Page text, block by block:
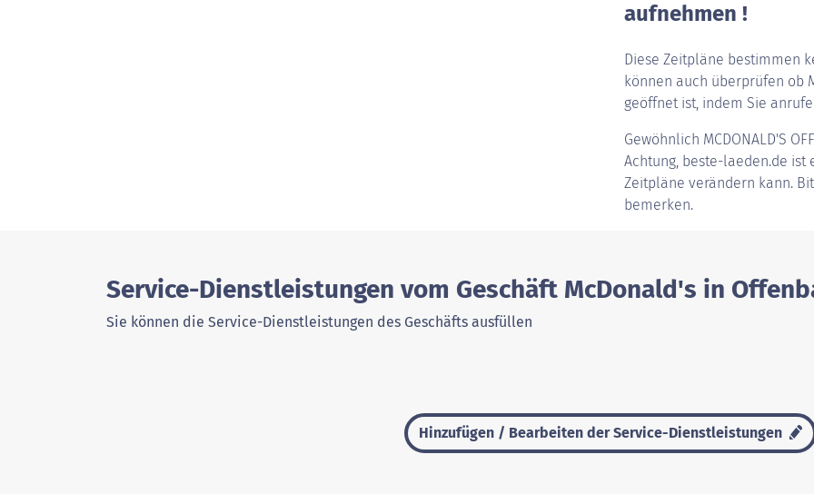
aufnehmen !
Diese Zeitpläne bestimmen
können auch überprüfen ob
geöffnet ist, indem Sie
Gewöhnlich MCDONALD'S
Achtung, beste-laeden.de
Zeitpläne verändern kann.
bemerken.
Service-Dienstleistungen vom Geschäft McDonald's in
Sie können die Service-Dienstleistungen des Geschäfts ausfüllen
Hinzufügen / Bearbeiten der Service-Dienstleistungen